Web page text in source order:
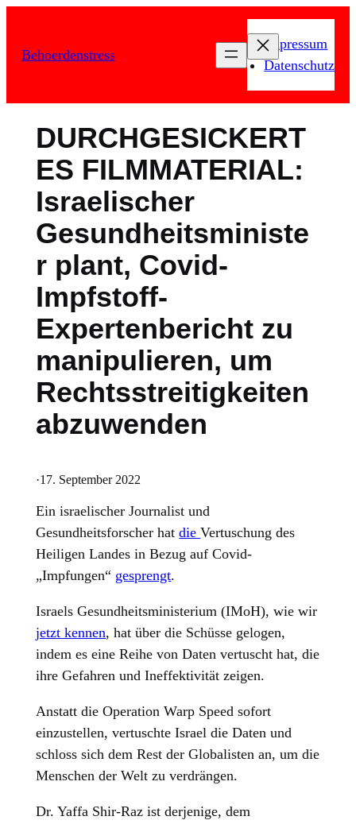
springen
Behoerdenstress
Impressum
Datenschutz
DURCHGESICKERT
ES FILMMATERIAL:
Israelischer
Gesundheitsministe
r plant, Covid-
Impfstoff-
Expertenbericht zu
manipulieren, um
Rechtsstreitigkeiten
abzuwenden
·17. September 2022
Ein israelischer Journalist und
Gesundheitsforscher hatdieVertuschung des
Heiligen Landes in Bezug auf Covid-
„Impfungen“ gesprengt.
Israels Gesundheitsministerium (IMoH), wie wir
jetzt kennen, hat über die Schüsse gelogen,
indem es eine Reihe von Daten vertuscht hat, die
ihre Gefahren und Ineffektivität zeigen.
Anstatt die Operation Warp Speed sofort
einzustellen, vertuschte Israel die Daten und
schloss sich dem Rest der Globalisten an, um die
Menschen der Welt zu verdrängen.
Dr. Yaffa Shir-Raz ist derjenige, dem